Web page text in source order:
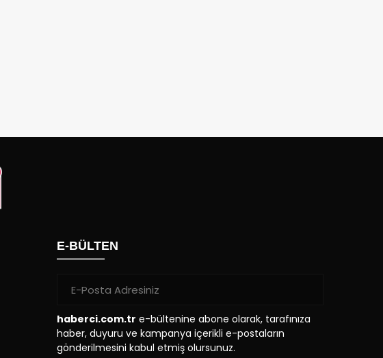
E-BÜLTEN
haberci.com.tr e-bültenine abone olarak, tarafınıza
haber, duyuru ve kampanya içerikli e-postaların
gönderilmesini kabul etmiş olursunuz.